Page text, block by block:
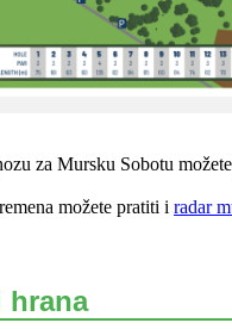
za Mursku Sobotu
možete pratiti i radar
hrana